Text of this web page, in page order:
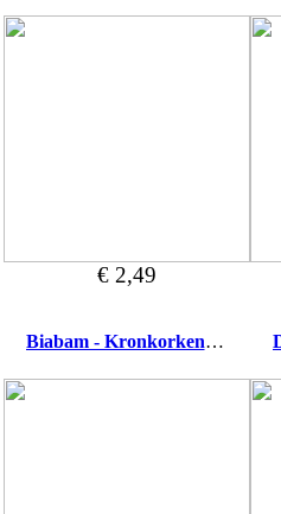
€ 2,49
Biabam - Kronkorkenhalter & Trinkspiel